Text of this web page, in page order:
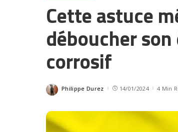
Cette astuce
déboucher
corrosif
Posted
Philippe Durez 14/01/2024 4 Min